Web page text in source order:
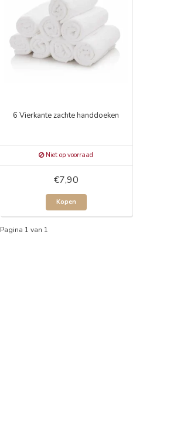
6 Vierkante zachte handdoeken
Niet op voorraad
€7,90
Kopen
Pagina 1 van 1